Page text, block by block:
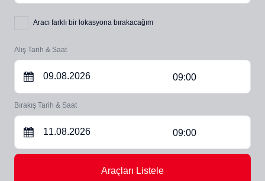
Aracı farklı bir lokasyona bırakacağım
Alış Tarih & Saat
09:00
Bırakış Tarih & Saat
09:00
Araçları Listele